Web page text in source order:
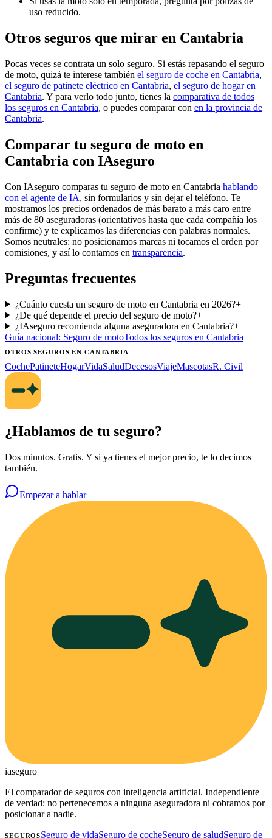
uso reducido.
Otros seguros que mirar en Cantabria
Pocas veces se contrata un solo seguro. Si estás repasando el seguro
de moto, quizá te interese también el seguro de coche en Cantabria,
el seguro de patinete eléctrico en Cantabria, el seguro de hogar en
Cantabria. Y para verlo todo junto, tienes la comparativa de todos
los seguros en Cantabria, o puedes comparar con en la provincia de
Cantabria.
Comparar tu seguro de moto en
Cantabria con IAseguro
Con IAseguro comparas tu seguro de moto en Cantabria hablando
con el agente de IA, sin formularios y sin dejar el teléfono. Te
mostramos los precios ordenados de más barato a más caro entre
más de 80 aseguradoras (orientativos hasta que cada compañía los
confirme) y te explicamos las diferencias con palabras normales.
Somos neutrales: no posicionamos marcas ni tocamos el orden por
comisiones, y así lo contamos en transparencia.
Preguntas frecuentes
¿Cuánto cuesta un seguro de moto en Cantabria en 2026?+
¿De qué depende el precio del seguro de moto?+
¿IAseguro recomienda alguna aseguradora en Cantabria?+
Guía nacional: Seguro de motoTodos los seguros en Cantabria
OTROS SEGUROSEN CANTABRIA
CochePatineteHogarVidaSaludDecesosViajeMascotasR. Civil
¿Hablamos de tu seguro?
Dos minutos. Gratis. Y si ya tienes el mejor precio, te lo decimos
también.
Empezar a hablar
iaseguro
El comparador de seguros con inteligencia artificial. Independiente
de verdad: no pertenecemos a ninguna aseguradora ni cobramos por
posicionar a nadie.
SEGUROSSeguro de vidaSeguro de cocheSeguro de saludSeguro de